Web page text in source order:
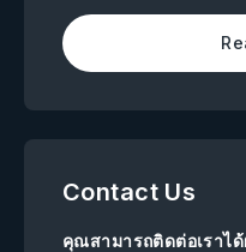
Contact Us
คุณสามารถติดต่อเราไ